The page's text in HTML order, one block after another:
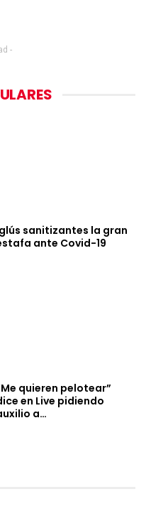
-
sanitizantes la gran
ante Covid-19
quieren pelotear”
en Live pidiendo
a…